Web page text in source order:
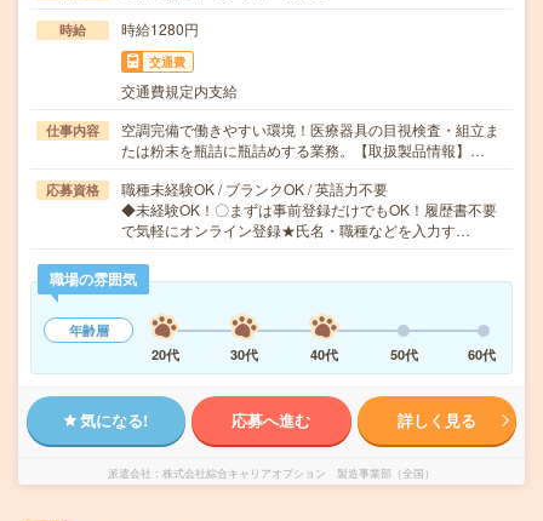
時給 時給1280円
交通費
交通費規定内支給
仕事内容
空調完備で働きやすい環境！医療器具の目視検査・組立ま
たは粉末を瓶詰に瓶詰めする業務。【取扱製品情報】…
応募資格
職種未経験OK / ブランクOK / 英語力不要
◆未経験OK！〇まずは事前登録だけでもOK！履歴書不要
で気軽にオンライン登録★氏名・職種などを入力す…
職場の雰囲気
年齢層
20代
30代 40代 50代 60代
気になる! 応募へ進む 詳しく見る
派遣会社 株式会社綜合キャリアオプション 製造事業部（全国）